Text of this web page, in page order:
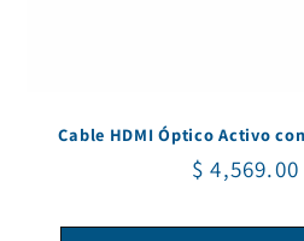
Cable HDMI Óptico Activo
Precio
$ 4,569.00